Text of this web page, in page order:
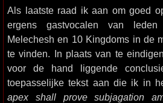
Als laatste raad ik aan om goed
ergens gastvocalen van
Melechesh en 10 Kingdoms in de
te vinden. In plaats van te
voor de hand liggende
toepasselijke tekst aan die ik in
apex shall prove subjagation